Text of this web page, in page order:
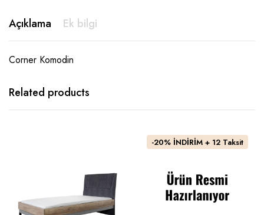
Açıklama Ek bilgi
Corner Komodin
Related products
-20% İNDİRİM + 12 Taksit